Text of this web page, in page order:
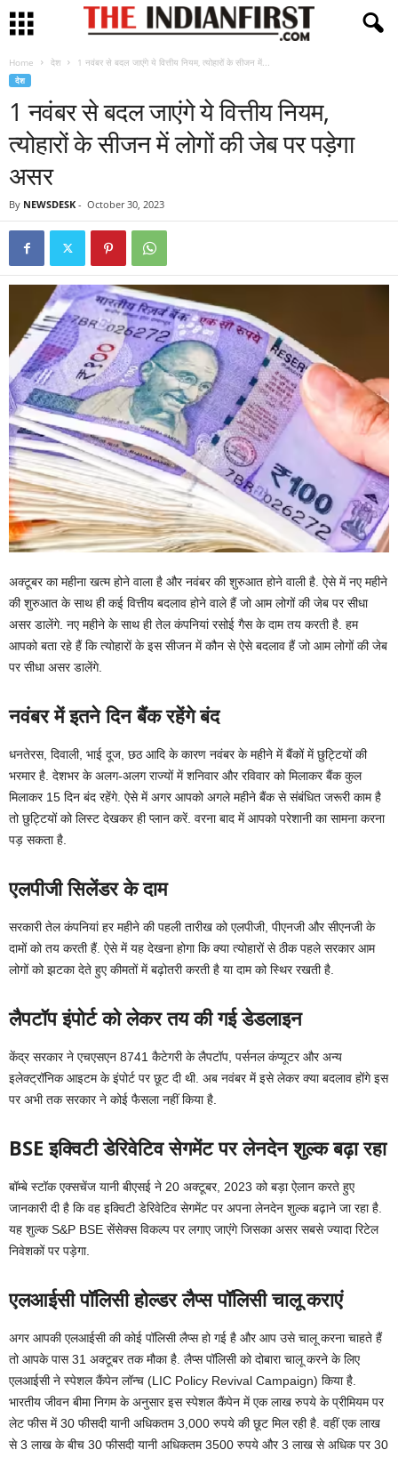
Home देश 1 नवंबर से बदल जाएंगे ये वित्तीय नियम, त्योहारों के सीजन में...
देश
1 नवंबर से बदल जाएंगे ये वित्तीय नियम,
त्योहारों के सीजन में लोगों की जेब पर पड़ेगा
असर
By NEWSDESK - October 30, 2023
अक्टूबर का महीना खत्म होने वाला है और नवंबर की शुरुआत होने वाली है. ऐसे में नए महीने
की शुरुआत के साथ ही कई वित्तीय बदलाव होने वाले हैं जो आम लोगों की जेब पर सीधा
असर डालेंगे. नए महीने के साथ ही तेल कंपनियां रसोई गैस के दाम तय करती है. हम
आपको बता रहे हैं कि त्योहारों के इस सीजन में कौन से ऐसे बदलाव हैं जो आम लोगों की जेब
पर सीधा असर डालेंगे.
नवंबर में इतने दिन बैंक रहेंगे बंद
धनतेरस, दिवाली, भाई दूज, छठ आदि के कारण नवंबर के महीने में बैंकों में छुट्टियों की
भरमार है. देशभर के अलग-अलग राज्यों में शनिवार और रविवार को मिलाकर बैंक कुल
मिलाकर 15 दिन बंद रहेंगे. ऐसे में अगर आपको अगले महीने बैंक से संबंधित जरूरी काम है
तो छुट्टियों को लिस्ट देखकर ही प्लान करें. वरना बाद में आपको परेशानी का सामना करना
पड़ सकता है.
एलपीजी सिलेंडर के दाम
सरकारी तेल कंपनियां हर महीने की पहली तारीख को एलपीजी, पीएनजी और सीएनजी के
दामों को तय करती हैं. ऐसे में यह देखना होगा कि क्या त्योहारों से ठीक पहले सरकार आम
लोगों को झटका देते हुए कीमतों में बढ़ोतरी करती है या दाम को स्थिर रखती है.
लैपटॉप इंपोर्ट को लेकर तय की गई डेडलाइन
केंद्र सरकार ने एचएसएन 8741 कैटेगरी के लैपटॉप, पर्सनल कंप्यूटर और अन्य
इलेक्ट्रॉनिक आइटम के इंपोर्ट पर छूट दी थी. अब नवंबर में इसे लेकर क्या बदलाव होंगे इस
पर अभी तक सरकार ने कोई फैसला नहीं किया है.
BSE इक्विटी डेरिवेटिव सेगमेंट पर लेनदेन शुल्क बढ़ा रहा
बॉम्बे स्टॉक एक्सचेंज यानी बीएसई ने 20 अक्टूबर, 2023 को बड़ा ऐलान करते हुए
जानकारी दी है कि वह इक्विटी डेरिवेटिव सेगमेंट पर अपना लेनदेन शुल्क बढ़ाने जा रहा है.
यह शुल्क S&P BSE सेंसेक्स विकल्प पर लगाए जाएंगे जिसका असर सबसे ज्यादा रिटेल
निवेशकों पर पड़ेगा.
एलआईसी पॉलिसी होल्डर लैप्स पॉलिसी चालू कराएं
अगर आपकी एलआईसी की कोई पॉलिसी लैप्स हो गई है और आप उसे चालू करना चाहते हैं
तो आपके पास 31 अक्टूबर तक मौका है. लैप्स पॉलिसी को दोबारा चालू करने के लिए
एलआईसी ने स्पेशल कैंपेन लॉन्च (LIC Policy Revival Campaign) किया है.
भारतीय जीवन बीमा निगम के अनुसार इस स्पेशल कैंपेन में एक लाख रुपये के प्रीमियम पर
लेट फीस में 30 फीसदी यानी अधिकतम 3,000 रुपये की छूट मिल रही है. वहीं एक लाख
से 3 लाख के बीच 30 फीसदी यानी अधिकतम 3500 रुपये और 3 लाख से अधिक पर 30